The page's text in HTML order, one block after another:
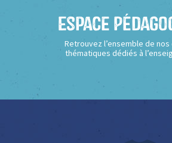
Espace
Retrouvez l’ensemble de
thématiques dédiés à